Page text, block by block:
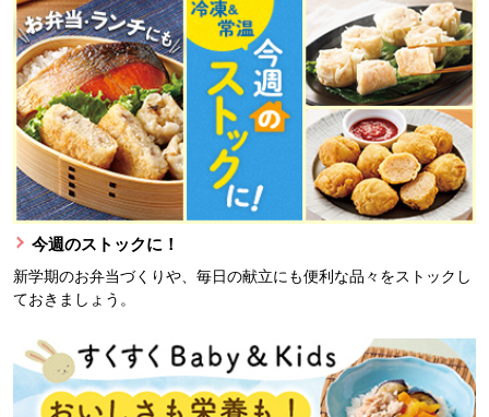
今週のストックに！
新学期のお弁当づくりや、毎日の献立にも便利な品々をストックし
ておきましょう。